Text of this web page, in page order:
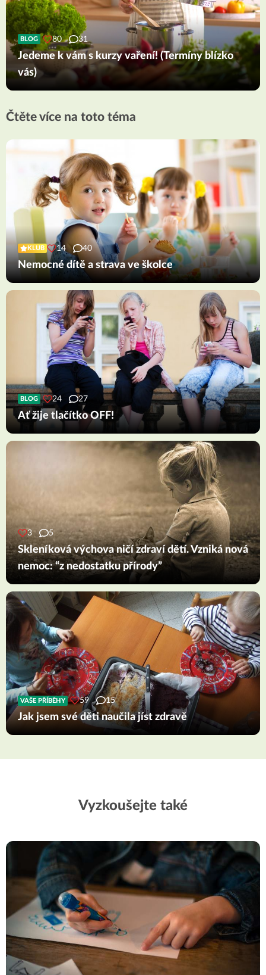
BLOG 80 31
Jedeme k vám s kurzy vaření! (Termíny blízko
vás)
Čtěte více na toto téma
KLUB 14 40
Nemocné dítě a strava ve školce
BLOG 24 27
Ať žije tlačítko OFF!
3 5
Skleníková výchova ničí zdraví dětí. Vzniká nová
nemoc: “z nedostatku přírody”
VAŠE PŘÍBĚHY 59 15
Jak jsem své děti naučila jíst zdravě
Vyzkoušejte také